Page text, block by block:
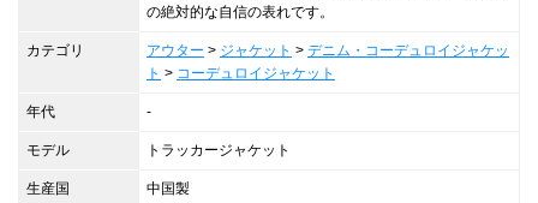
の絶対的な自信の表れです。
カテゴリ アウター > ジャケット > デニム・コーデュロイジャケッ
ト > コーデュロイジャケット
年代 -
モデル トラッカージャケット
生産国 中国製